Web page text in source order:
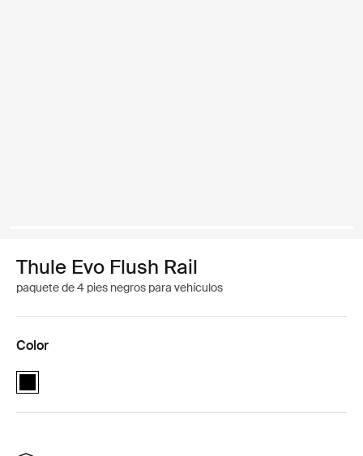
Thule Evo Flush Rail
paquete de 4 pies negros para vehículos
Color
Thule Evo Flush Rail Negro (selected)